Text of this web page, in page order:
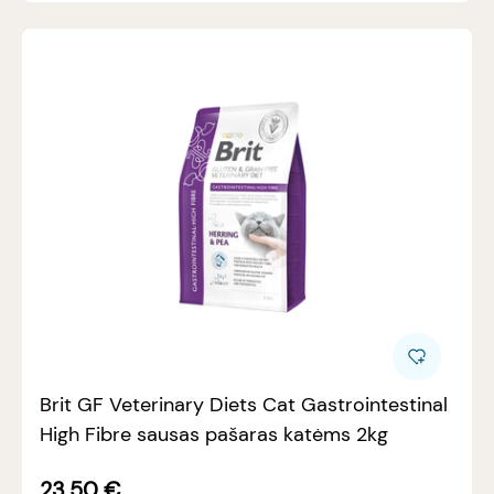
Brit GF Veterinary Diets Cat Gastrointestinal
High Fibre sausas pašaras katėms 2kg